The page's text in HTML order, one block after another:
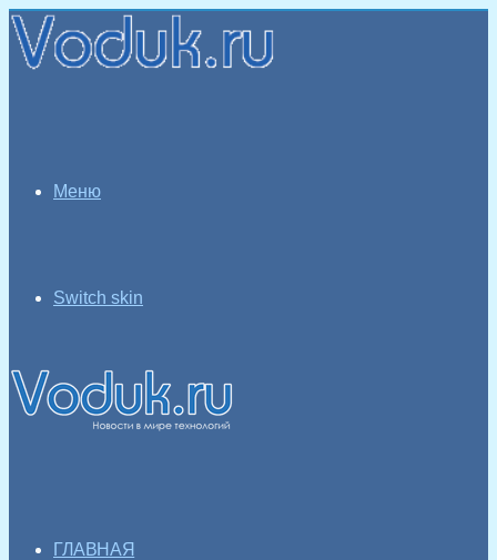
Меню
Switch skin
ГЛАВНАЯ